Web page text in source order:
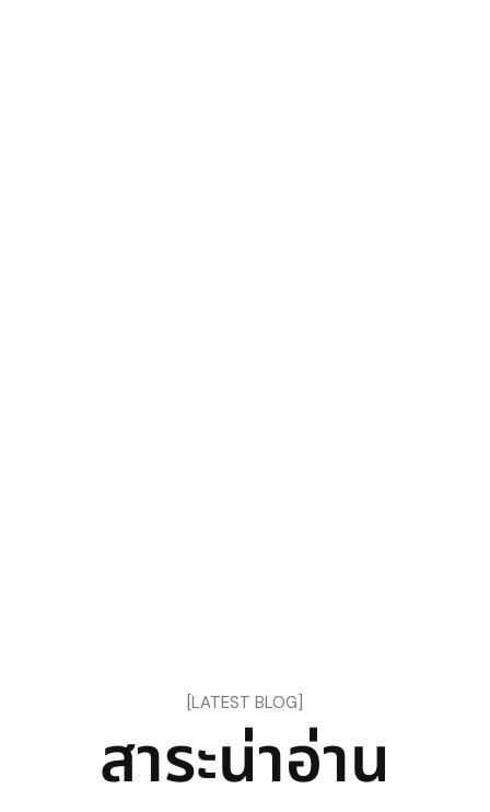
[LATEST BLOG]
สาระนาอาน